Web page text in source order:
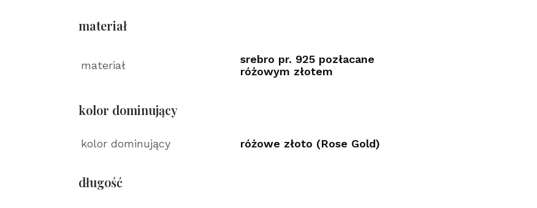
materiał
materiał
srebro pr. 925 pozłacane
różowym złotem
kolor dominujący
kolor dominujący różowe złoto (Rose Gold)
długość